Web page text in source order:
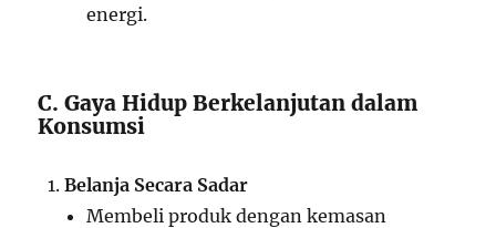
energi.
C. Gaya Hidup Berkelanjutan dalam
Konsumsi
Belanja Secara Sadar
Membeli produk dengan kemasan